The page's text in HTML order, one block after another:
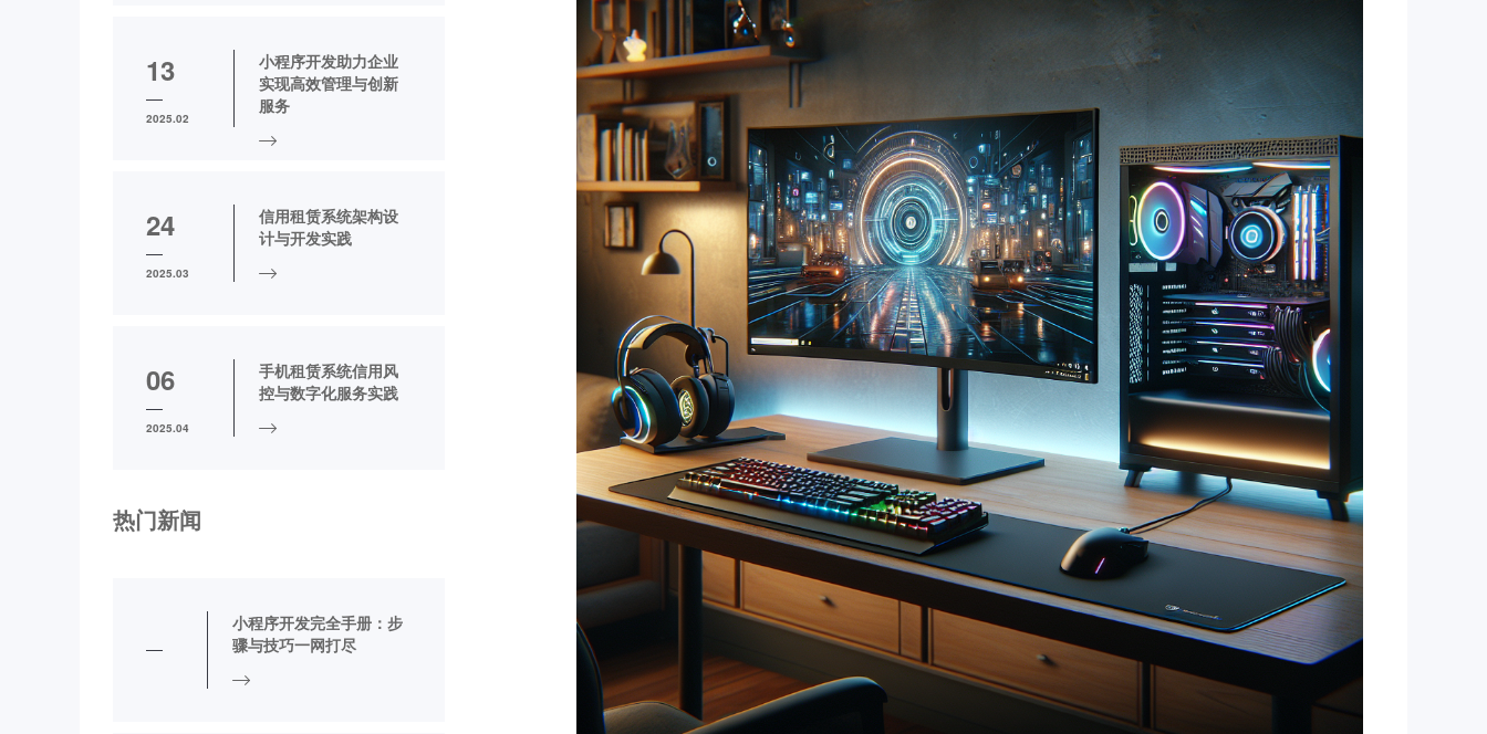
13
2025.02
小程序开发助力企业
实现高效管理与创新
服务
24
2025.03
信用租赁系统架构设
计与开发实践
06
2025.04
手机租赁系统信用风
控与数字化服务实践
热门新闻
小程序开发完全手册：步
骤与技巧一网打尽